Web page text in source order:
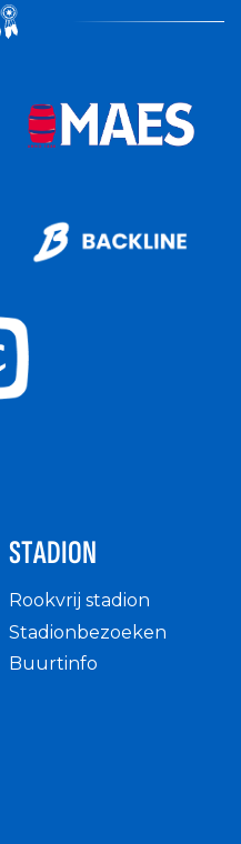
STADION
Rookvrij stadion
Stadionbezoeken
Buurtinfo